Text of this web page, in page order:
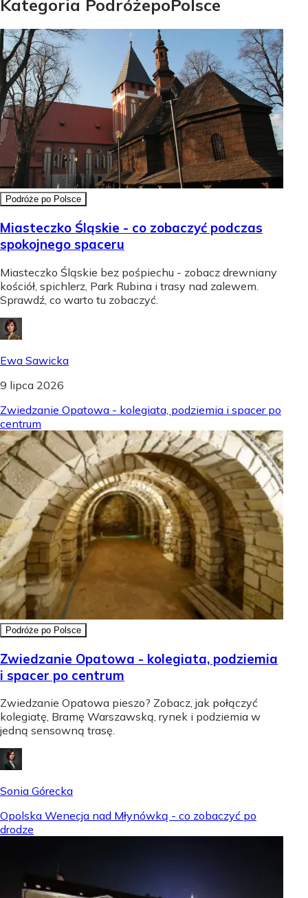
Kategoria Podróżepo Polsce
Podróże po Polsce
Miasteczko Śląskie - co zobaczyć podczas
spokojnego spaceru
Miasteczko Śląskie bez pośpiechu - zobacz drewniany
kościół, spichlerz, Park Rubina i trasy nad zalewem.
Sprawdź, co warto tu zobaczyć.
Ewa Sawicka
9 lipca 2026
Zwiedzanie Opatowa - kolegiata, podziemia i spacer po
centrum
Podróże po Polsce
Zwiedzanie Opatowa - kolegiata, podziemia
i spacer po centrum
Zwiedzanie Opatowa pieszo? Zobacz, jak połączyć
kolegiatę, Bramę Warszawską, rynek i podziemia w
jedną sensowną trasę.
Sonia Górecka
Opolska Wenecja nad Młynówką - co zobaczyć po
drodze